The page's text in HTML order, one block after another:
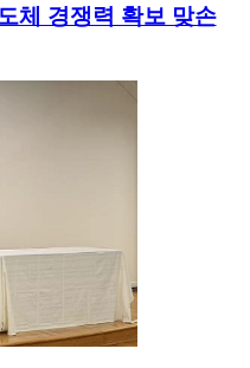
체 경쟁력 확보 맞손